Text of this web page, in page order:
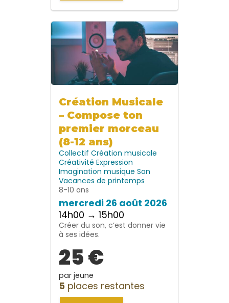
Création Musicale
– Compose ton
premier morceau
(8-12 ans)
Collectif Création musicale
Créativité Expression
Imagination musique Son
Vacances de printemps
8-10 ans
mercredi 26 août 2026
14h00 → 15h00
Créer du son, c’est donner vie
à ses idées.
25 €
par jeune
5 places restantes